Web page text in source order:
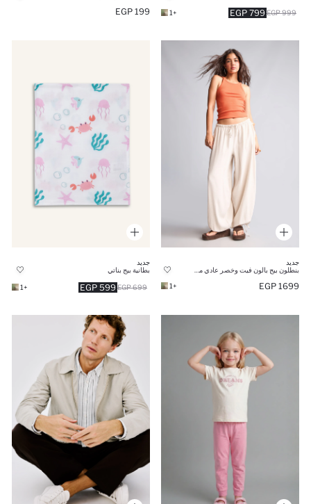
799 EGP 999 EGP
+1
199 EGP
جديد
1699 EGP
+1
جديد
بطانية بيج بناتي
599 EGP 699 EGP
+1